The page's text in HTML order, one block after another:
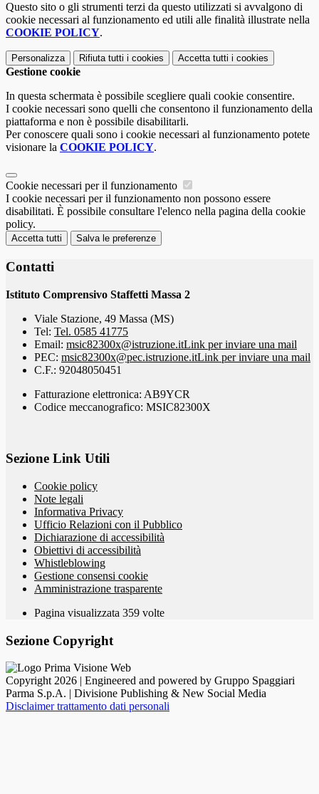
Questo sito o gli strumenti terzi da questo utilizzati si avvalgono di
cookie necessari al funzionamento ed utili alle finalità illustrate nella
COOKIE POLICY.
Personalizza Rifiuta tutti i cookies Accetta tutti i cookies
Gestione cookie
In questa schermata è possibile scegliere quali cookie consentire.
I cookie necessari sono quelli che consentono il funzionamento della
piattaforma e non è possibile disabilitarli.
Per conoscere quali sono i cookie necessari al funzionamento potete
visionare la COOKIE POLICY.
Cookie necessari per il funzionamento
I cookie necessari per il funzionamento non possono essere
disabilitati. È possibile consultare l'elenco nella pagina della cookie
policy.
Accetta tutti Salva le preferenze
Contatti
Istituto Comprensivo Staffetti Massa 2
Viale Stazione, 49 Massa (MS)
Tel: Tel. 0585 41775
Email: msic82300x@istruzione.itLink per inviare una mail
PEC: msic82300x@pec.istruzione.itLink per inviare una mail
C.F.: 92048050451
Fatturazione elettronica: AB9YCR
Codice meccanografico: MSIC82300X
Sezione Link Utili
Cookie policy
Note legali
Informativa Privacy
Ufficio Relazioni con il Pubblico
Dichiarazione di accessibilità
Obiettivi di accessibilità
Whistleblowing
Gestione consensi cookie
Amministrazione trasparente
Pagina visualizzata 359 volte
Sezione Copyright
Copyright 2026 | Engineered and powered by Gruppo Spaggiari
Parma S.p.A. | Divisione Publishing & New Social Media
Disclaimer trattamento dati personali